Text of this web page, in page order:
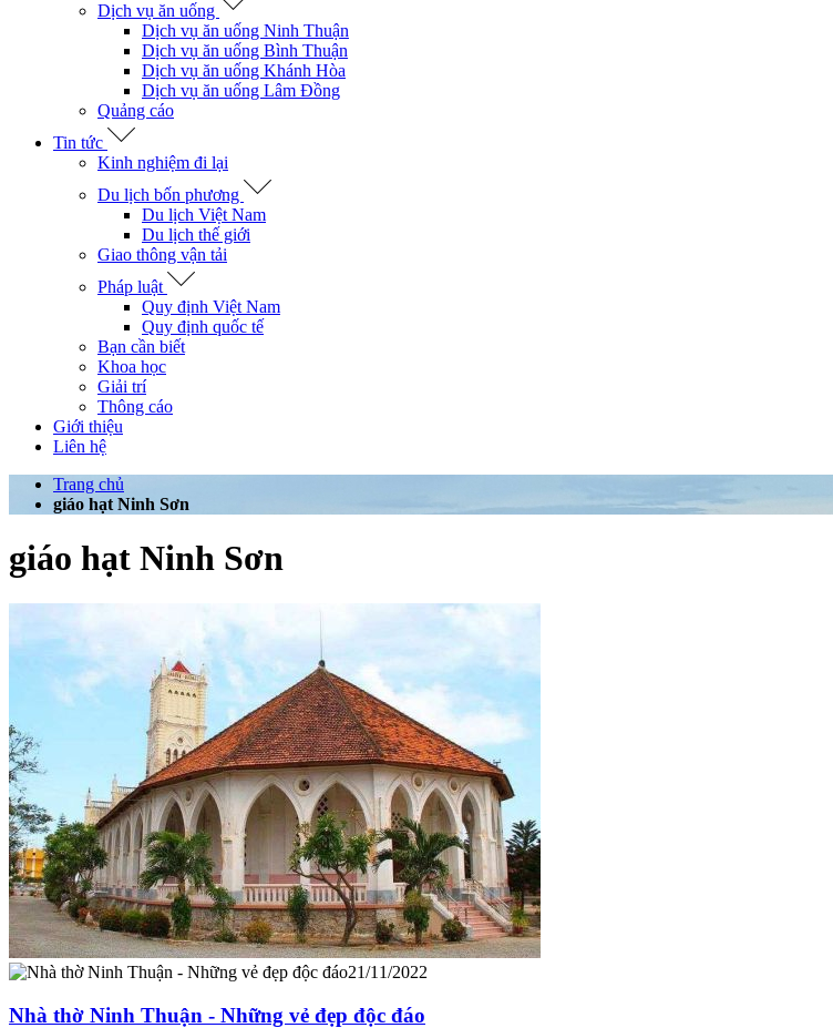
Dịch vụ ăn uống
Dịch vụ ăn uống Ninh Thuận
Dịch vụ ăn uống Bình Thuận
Dịch vụ ăn uống Khánh Hòa
Dịch vụ ăn uống Lâm Đồng
Quảng cáo
Tin tức
Kinh nghiệm đi lại
Du lịch bốn phương
Du lịch Việt Nam
Du lịch thế giới
Giao thông vận tải
Pháp luật
Quy định Việt Nam
Quy định quốc tế
Bạn cần biết
Khoa học
Giải trí
Thông cáo
Giới thiệu
Liên hệ
Trang chủ
giáo hạt Ninh Sơn
giáo hạt Ninh Sơn
21/11/2022
Nhà thờ Ninh Thuận - Những vẻ đẹp độc đáo